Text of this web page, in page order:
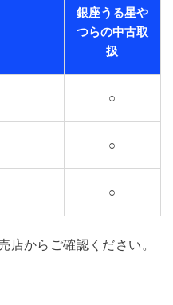
銀座うる星や
つらの中古取
扱
○
○
○
からご確認ください。